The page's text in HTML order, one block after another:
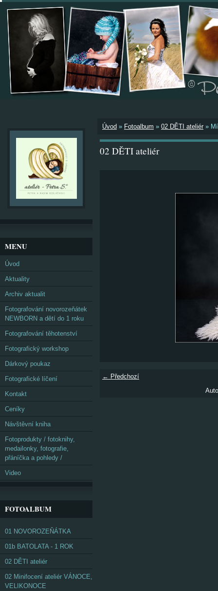
Úvod » Fotoalbum » 02 DĚTI ateliér »
02 DĚTI ateliér
← Předchozí
MENU
Úvod
Aktuality
Archiv aktualit
Fotografování novorozeňátek
NEWBORN a dětí do 1 roku
Fotografování těhotenství
Fotografický workshop
Dárkový poukaz
Fotografické líčení
Kontakt
Ceníky
Návštěvní kniha
Fotoprodukty / fotoknihy,
medailonky, fotografie,
přáníčka a pohledy /
Video
FOTOALBUM
01 NOVOROZEŇÁTKA
01b BATOLATA - 1 ROK
02 DĚTI ateliér
02 Minifocení ateliér VÁNOCE,
VELIKONOCE